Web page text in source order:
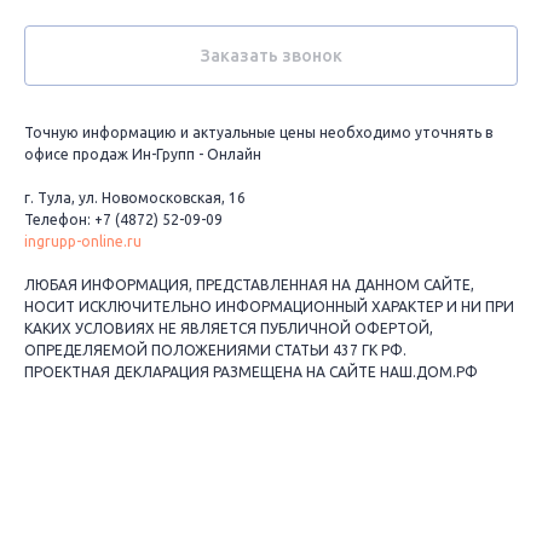
Заказать звонок
Точную информацию и актуальные цены необходимо уточнять в
офисе продаж Ин-Групп - Онлайн
г. Тула, ул. Новомосковская, 16
Телефон: +7 (4872) 52-09-09
ingrupp-online.ru
ЛЮБАЯ ИНФОРМАЦИЯ, ПРЕДСТАВЛЕННАЯ НА ДАННОМ САЙТЕ,
НОСИТ ИСКЛЮЧИТЕЛЬНО ИНФОРМАЦИОННЫЙ ХАРАКТЕР И НИ ПРИ
КАКИХ УСЛОВИЯХ НЕ ЯВЛЯЕТСЯ ПУБЛИЧНОЙ ОФЕРТОЙ,
ОПРЕДЕЛЯЕМОЙ ПОЛОЖЕНИЯМИ СТАТЬИ 437 ГК РФ.
ПРОЕКТНАЯ ДЕКЛАРАЦИЯ РАЗМЕЩЕНА НА САЙТЕ НАШ.ДОМ.РФ